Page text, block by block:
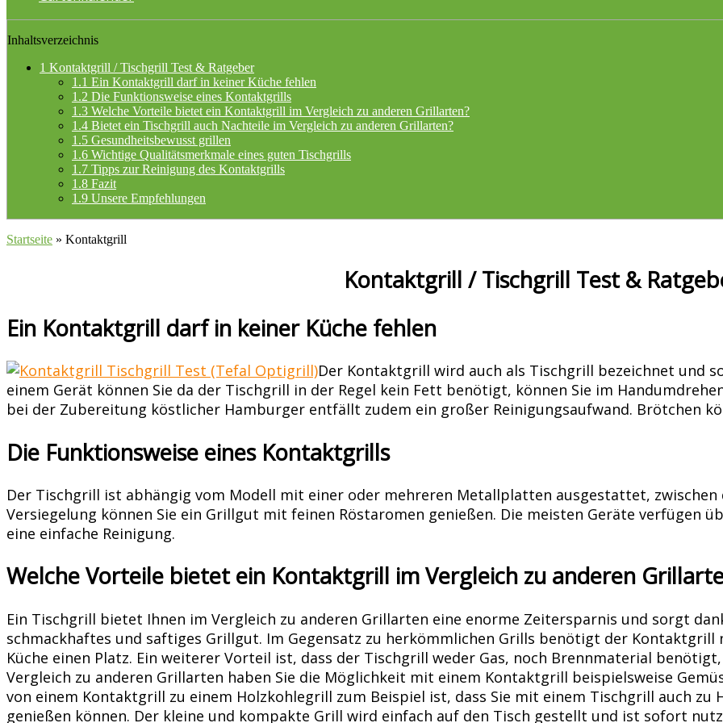
Inhaltsverzeichnis
1 Kontaktgrill / Tischgrill Test & Ratgeber
1.1 Ein Kontaktgrill darf in keiner Küche fehlen
1.2 Die Funktionsweise eines Kontaktgrills
1.3 Welche Vorteile bietet ein Kontaktgrill im Vergleich zu anderen Grillarten?
1.4 Bietet ein Tischgrill auch Nachteile im Vergleich zu anderen Grillarten?
1.5 Gesundheitsbewusst grillen
1.6 Wichtige Qualitätsmerkmale eines guten Tischgrills
1.7 Tipps zur Reinigung des Kontaktgrills
1.8 Fazit
1.9 Unsere Empfehlungen
Startseite » Kontaktgrill
Kontaktgrill / Tischgrill Test &
Ein Kontaktgrill darf in keiner Küche fehlen
Der Kontaktgrill wird auch als Tischgrill bezeichnet und
einem Gerät können Sie da der Tischgrill in der Regel kein Fett benötigt, können Sie im
bei der Zubereitung köstlicher Hamburger entfällt zudem ein großer Reinigungsaufwand. Brötchen
Die Funktionsweise eines Kontaktgrills
Der Tischgrill ist abhängig vom Modell mit einer oder mehreren Metallplatten ausgestattet, zwischen
Versiegelung können Sie ein Grillgut mit feinen Röstaromen genießen. Die meisten Geräte verfügen
eine einfache Reinigung.
Welche Vorteile bietet ein Kontaktgrill im Vergleich zu anderen
Ein Tischgrill bietet Ihnen im Vergleich zu anderen Grillarten eine enorme Zeitersparnis und sorgt
schmackhaftes und saftiges Grillgut. Im Gegensatz zu herkömmlichen Grills benötigt der
Küche einen Platz. Ein weiterer Vorteil ist, dass der Tischgrill weder Gas, noch Brennmaterial
Vergleich zu anderen Grillarten haben Sie die Möglichkeit mit einem Kontaktgrill beispielsweise
von einem Kontaktgrill zu einem Holzkohlegrill zum Beispiel ist, dass Sie mit einem Tischgrill auch zu
genießen können. Der kleine und kompakte Grill wird einfach auf den Tisch gestellt und ist sofort